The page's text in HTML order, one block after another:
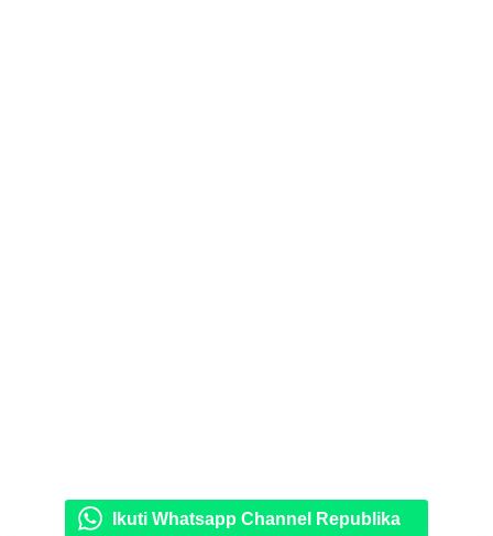
Ikuti Whatsapp Channel Republika